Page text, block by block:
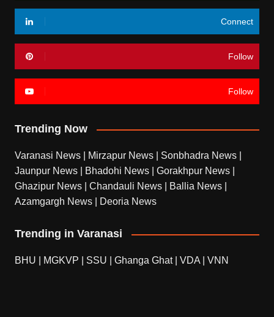
Connect
Follow
Follow
Trending Now
Varanasi News Mirzapur News Sonbhadra News
Jaunpur News
Bhadohi News Gorakhpur News
Ghazipur News
Chandauli News Ballia News
Azamgargh News
Deoria News
Trending in Varanasi
BHU MGKVP SSU Ghanga Ghat| VDA VNN